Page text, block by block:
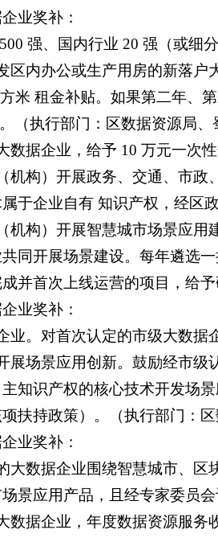
业奖补：
强、国内行业 20 强（或细
区内办公或生产用房的新落
米 租金补贴。如果第二年、
（执行部门：区数据资源局
数据企业，给予 10 万元一次
机构）开展政务、交通、市
于企业自有 知识产权，经区
机构）开展智慧城市场景应
同开展场景建设。每年遴选
并首次上线运营的项目，给
业奖补：
业。对首次认定的市级大数
展场景应用创新。鼓励经市
知识产权的核心技术开发场
扶持政策）。（执行部门：
业奖补：
大数据企业围绕智慧城市、
景应用产品，且经专家委员
数据企业，年度数据资源服务